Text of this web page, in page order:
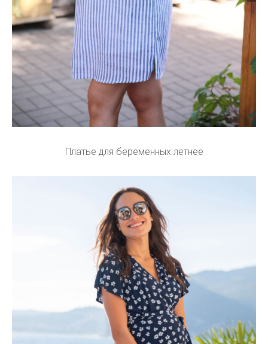
Платье для беременных летнее